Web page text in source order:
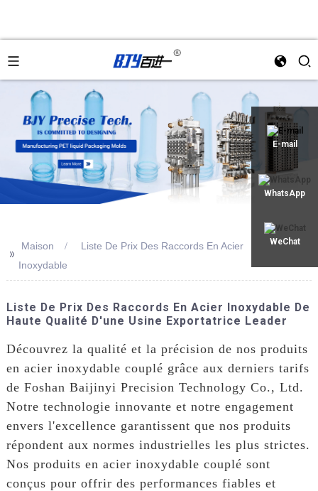
E-mail
WhatsApp
WeChat
>> Maison
Liste De Prix Des Raccords En Acier
Inoxydable
Liste De Prix Des Raccords En Acier Inoxydable De
Haute Qualité D'une Usine Exportatrice Leader
Découvrez la qualité et la précision de nos produits
en acier inoxydable couplé grâce aux derniers tarifs
de Foshan Baijinyi Precision Technology Co., Ltd.
Notre technologie innovante et notre engagement
envers l'excellence garantissent que nos produits
répondent aux normes industrielles les plus strictes.
Nos produits en acier inoxydable couplé sont
conçus pour offrir des performances fiables et